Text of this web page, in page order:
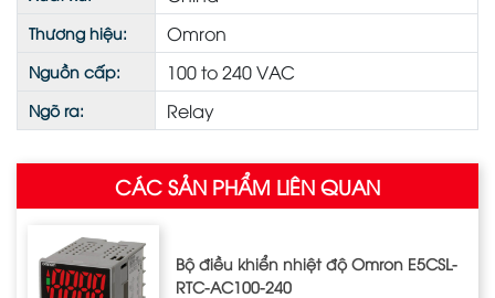
Thương hiệu: Omron
Nguồn cấp: 100 to 240 VAC
Ngõ ra: Relay
CÁC SẢN PHẨM LIÊN QUAN
Bộ điều khiển nhiệt độ Omron E5CSL‐
RTC‐AC100‐240